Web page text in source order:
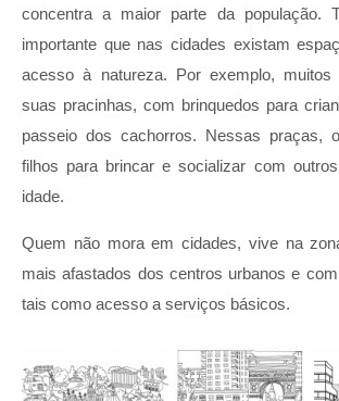
concentra a maior parte da população.
importante que nas cidades existam
acesso à natureza. Por exemplo, muitos
suas pracinhas, com brinquedos para
passeio dos cachorros. Nessas praças,
filhos para brincar e socializar com
idade.
Quem não mora em cidades, vive na
mais afastados dos centros urbanos e
tais como acesso a serviços básicos.